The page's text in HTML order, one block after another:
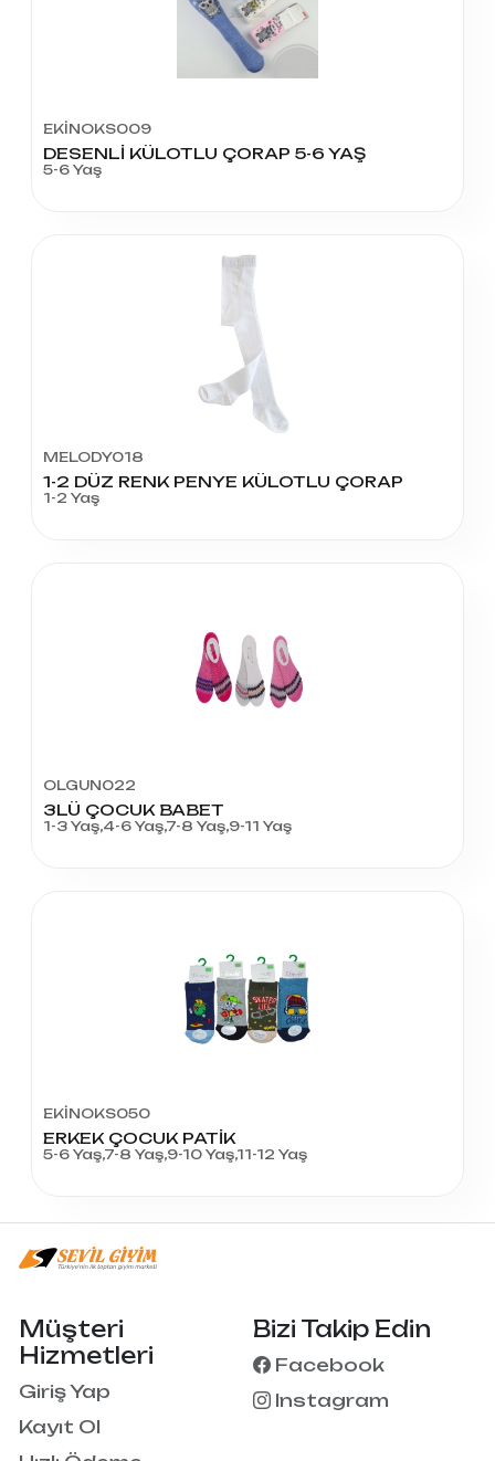
EKİNOKS009
DESENLİ KÜLOTLU ÇORAP 5-6 YAŞ
5-6 Yaş
MELODY018
1-2 DÜZ RENK PENYE KÜLOTLU ÇORAP
1-2 Yaş
OLGUN022
3LÜ ÇOCUK BABET
1-3 Yaş,4-6 Yaş,7-8 Yaş,9-11 Yaş
EKİNOKS050
ERKEK ÇOCUK PATİK
5-6 Yaş,7-8 Yaş,9-10 Yaş,11-12 Yaş
Müşteri
Hizmetleri
Giriş Yap
Kayıt Ol
Bizi Takip Edin
Facebook
Instagram